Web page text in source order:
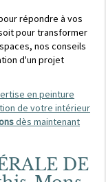
répondre à vos
pour transformer
nos conseils
d'un projet
en peinture
de votre intérieur
dès maintenant
DE